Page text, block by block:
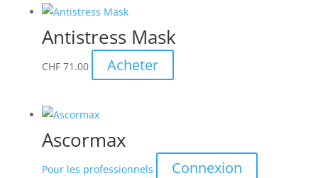
Antistress Mask
CHF71.00 Acheter
Ascormax
Pour les professionnels Connexion